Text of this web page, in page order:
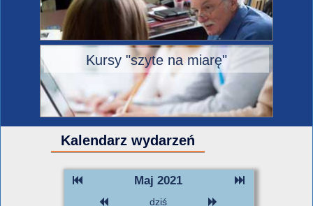
Kursy "szyte na miarę"
Kalendarz wydarzeń
Maj 2021
dziś